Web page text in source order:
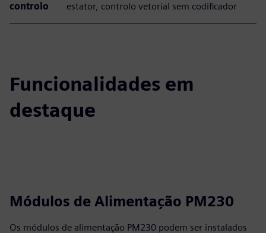
controlo
estator, controlo vetorial sem codificador
Funcionalidades em
destaque
Módulos de Alimentação PM230
Os módulos de alimentação PM230 podem ser instalados